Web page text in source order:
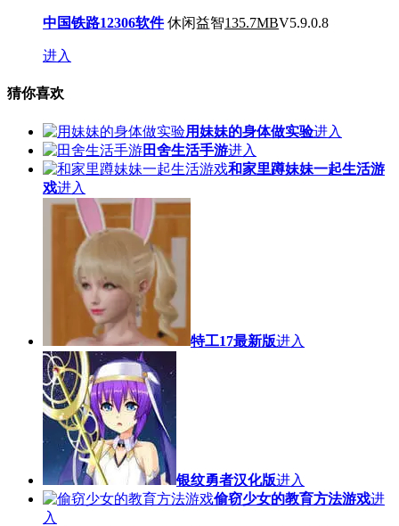
中国铁路12306软件 休闲益智135.7MBV5.9.0.8
进入
猜你喜欢
用妹妹的身体做实验进入
田舍生活手游进入
和家里蹲妹妹一起生活游
戏进入
特工17最新版进入
银纹勇者汉化版进入
偷窃少女的教育方法游戏进
入